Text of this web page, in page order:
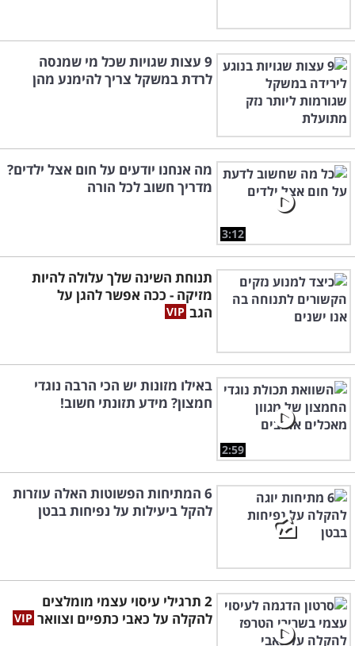
9 עצות שגויות שכל מי שמנסה
לרדת במשקל צריך להימנע מהן
3:12
מה אנחנו יודעים על חום אצל ילדים?
מדריך חשוב לכל הורה
תנוחת השינה שלך עלולה להיות
מזיקה - ככה אפשר להגן על
הגב
2:59
באילו מזונות יש הכי הרבה נוגדי
חמצון? מידע תזונתי חשוב!
6 המתיחות הפשוטות האלה עוזרות
להקל ביעילות על נפיחות בבטן
2 תרגילי עיסוי עצמי מומלצים
להקלה על כאבי כתפיים וצוואר